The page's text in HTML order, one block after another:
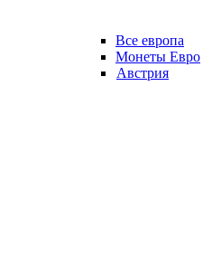
Все европа
Монеты Евро
Австрия